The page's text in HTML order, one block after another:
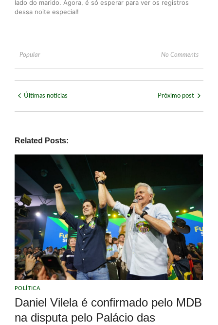
lado do marido. Agora, é só esperar para ver os registros
dessa noite especial!
Popular No Comments
Últimas notícias Próximo post
Related Posts:
POLÍTICA
Daniel Vilela é confirmado pelo MDB
na disputa pelo Palácio das